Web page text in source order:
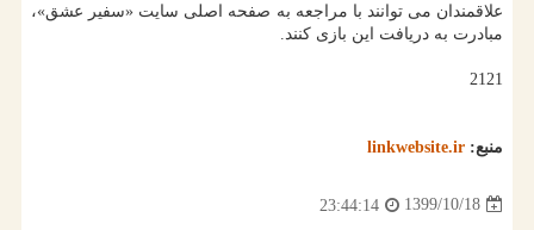
علاقمندان می توانند با مراجعه به صفحه اصلی سایت «سفیر عشق»،
مبادرت به دریافت این بازی کنند.
2121
منبع: linkwebsite.ir
1399/10/18
23:44:14